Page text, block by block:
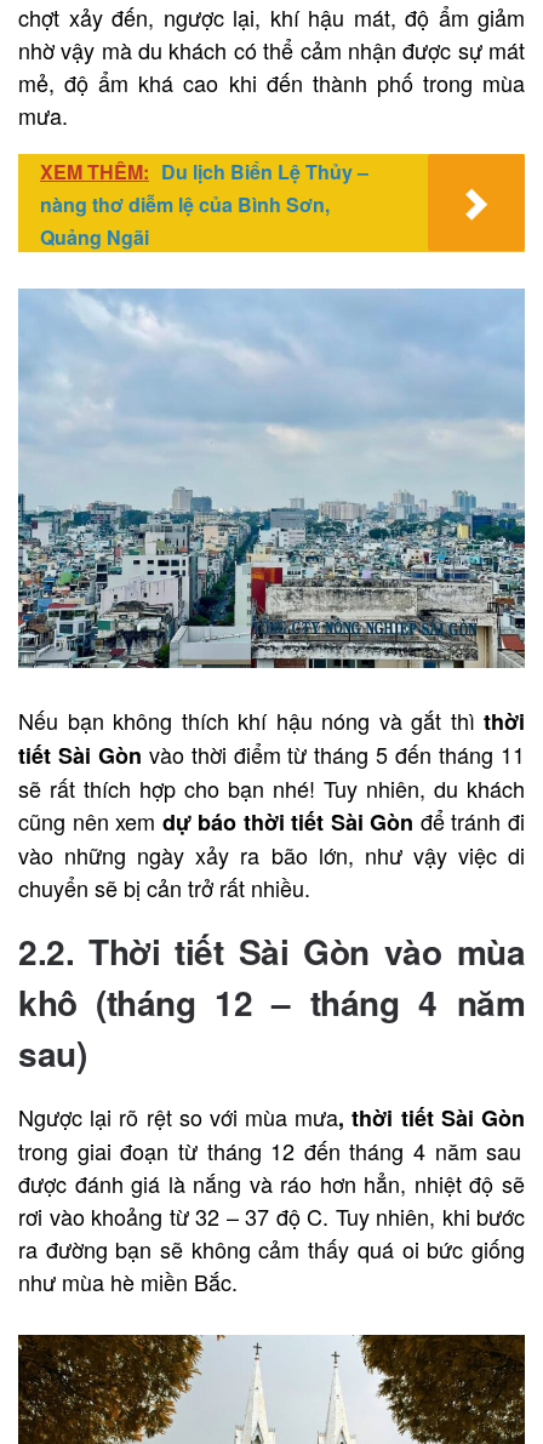
chợt xảy đến, ngược lại, khí hậu mát, độ ẩm giảm
nhờ vậy mà du khách có thể cảm nhận được sự mát
mẻ, độ ẩm khá cao khi đến thành phố trong mùa
mưa.
XEM THÊM: Du lịch Biển Lệ Thủy –
nàng thơ diễm lệ của Bình Sơn,
Quảng Ngãi
Nếu bạn không thích khí hậu nóng và gắt thì thời
tiết Sài Gòn vào thời điểm từ tháng 5 đến tháng 11
sẽ rất thích hợp cho bạn nhé! Tuy nhiên, du khách
cũng nên xem dự báo thời tiết Sài Gòn để tránh đi
vào những ngày xảy ra bão lớn, như vậy việc di
chuyển sẽ bị cản trở rất nhiều.
2.2. Thời tiết Sài Gòn vào mùa
khô (tháng 12 – tháng 4 năm
sau)
Ngược lại rõ rệt so với mùa mưa, thời tiết Sài Gòn
trong giai đoạn từ tháng 12 đến tháng 4 năm sau
được đánh giá là nắng và ráo hơn hẳn, nhiệt độ sẽ
rơi vào khoảng từ 32 – 37 độ C. Tuy nhiên, khi bước
ra đường bạn sẽ không cảm thấy quá oi bức giống
như mùa hè miền Bắc.